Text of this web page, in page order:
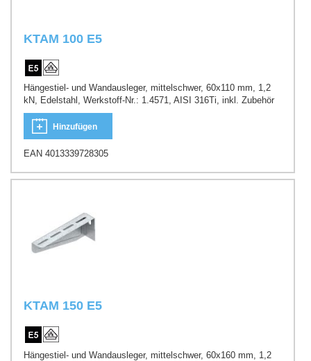
KTAM 100 E5
Hängestiel- und Wandausleger, mittelschwer, 60x110 mm, 1,2
kN, Edelstahl, Werkstoff-Nr.: 1.4571, AISI 316Ti, inkl. Zubehör
Hinzufügen
EAN 4013339728305
KTAM 150 E5
Hängestiel- und Wandausleger, mittelschwer, 60x160 mm, 1,2